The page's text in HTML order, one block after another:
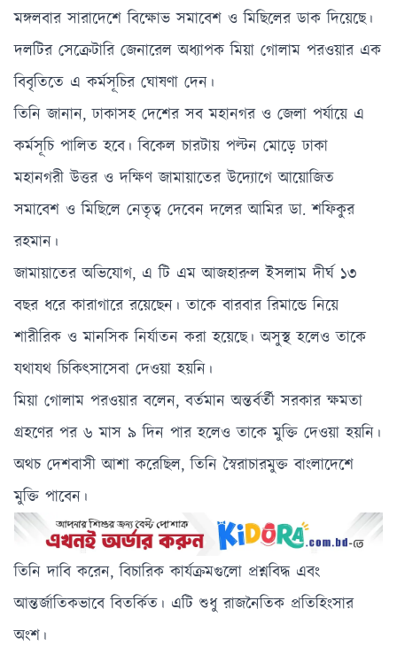
মঙ্গলবার সারাদেশে বিক্ষোভ সমাবেশ ও মিছিলের ডাক দিয়েছে।
দলটির সেক্রেটারি জেনারেল অধ্যাপক মিয়া গোলাম পরওয়ার এক
বিবৃতিতে এ কর্মসূচির ঘোষণা দেন।
তিনি জানান, ঢাকাসহ দেশের সব মহানগর ও জেলা পর্যায়ে এ
কর্মসূচি পালিত হবে। বিকেল চারটায় পল্টন মোড়ে ঢাকা
মহানগরী উত্তর ও দক্ষিণ জামায়াতের উদ্যোগে আয়োজিত
সমাবেশ ও মিছিলে নেতৃত্ব দেবেন দলের আমির ডা. শফিকুর
রহমান।
জামায়াতের অভিযোগ, এ টি এম আজহারুল ইসলাম দীর্ঘ ১৩
বছর ধরে কারাগারে রয়েছেন। তাকে বারবার রিমান্ডে নিয়ে
শারীরিক ও মানসিক নির্যাতন করা হয়েছে। অসুস্থ হলেও তাকে
যথাযথ চিকিৎসাসেবা দেওয়া হয়নি।
মিয়া গোলাম পরওয়ার বলেন, বর্তমান অন্তর্বর্তী সরকার ক্ষমতা
গ্রহণের পর ৬ মাস ৯ দিন পার হলেও তাকে মুক্তি দেওয়া হয়নি।
অথচ দেশবাসী আশা করেছিল, তিনি স্বৈরাচারমুক্ত বাংলাদেশে
মুক্তি পাবেন।
তিনি দাবি করেন, বিচারিক কার্যক্রমগুলো প্রশ্নবিদ্ধ এবং
আন্তর্জাতিকভাবে বিতর্কিত। এটি শুধু রাজনৈতিক প্রতিহিংসার
অংশ।